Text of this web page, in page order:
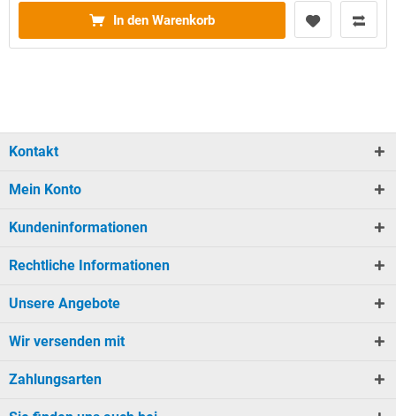
In den Warenkorb
Kontakt
Mein Konto
Kundeninformationen
Rechtliche Informationen
Unsere Angebote
Wir versenden mit
Zahlungsarten